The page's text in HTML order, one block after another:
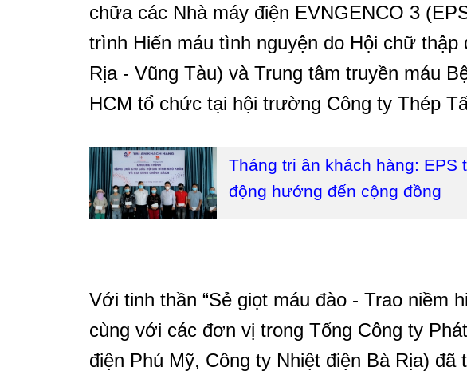
chữa các Nhà máy điện EVNGENCO 3
trình Hiến máu tình nguyện do Hội chữ thập
Rịa - Vũng Tàu) và Trung tâm truyền máu
HCM tổ chức tại hội trường Công ty Thép
Tháng tri ân khách hàng: EPS
động hướng đến cộng đồng
Với tinh thần “Sẻ giọt máu đào - Trao niềm
cùng với các đơn vị trong Tổng Công ty
điện Phú Mỹ, Công ty Nhiệt điện Bà Rịa) đã